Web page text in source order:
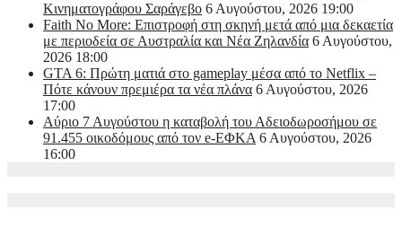
Κινηματογράφου Σαράγεβο 6 Αυγούστου, 2026 19:00
Faith No More: Επιστροφή στη σκηνή μετά από μια δεκαετία
με περιοδεία σε Αυστραλία και Νέα Ζηλανδία 6 Αυγούστου,
2026 18:00
GTA 6: Πρώτη ματιά στο gameplay μέσα από το Netflix –
Πότε κάνουν πρεμιέρα τα νέα πλάνα 6 Αυγούστου, 2026
17:00
Αύριο 7 Αυγούστου η καταβολή του Αδειοδωροσήμου σε
91.455 οικοδόμους από τον e-ΕΦΚΑ 6 Αυγούστου, 2026
16:00